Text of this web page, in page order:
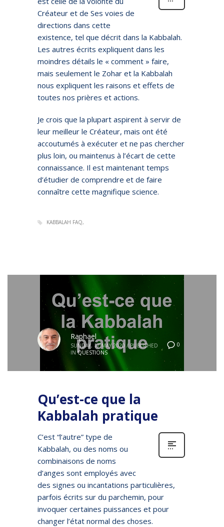
Créateur et de Ses voies de
directions dans cette
existence, tel que décrit dans la Kabbalah.
Les autres écrits expliquent dans les
moindres détails le « comment » faire,
mais seulement le Zohar et la Kabbalah
nous expliquent les raisons et effets de
toutes nos prières et actions.
Je crois que la plupart aspirent à servir de
leur meilleur le Créateur, mais ont été
accoutumés à exécuter et ne pas chercher
plus loin, ou maintenus à l’écart de cette
connaissance. Il est maintenant temps
d’étudier de comprendre et de faire
connaître cette magnifique science.
KABBALAH FAQ
0
Raphael
SUNDAY, 17 MAY 2020 / PUBLISHED
IN QUESTIONS
Qu’est-ce que la
Kabbalah pratique
C’est “l’autre” type de
Kabbalah, ou des noms ou
combinaisons de noms
d’anges sont employés avec
des signes ou incantations particulières,
parfois écrits sur du parchemin, pour
invoquer certaines puissances et pour
changer l’état normal des choses.